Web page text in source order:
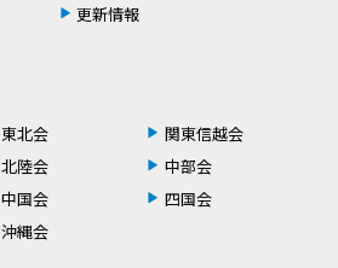
更新情報
東北会
関東信越会
北陸会
中部会
中国会
四国会
沖縄会